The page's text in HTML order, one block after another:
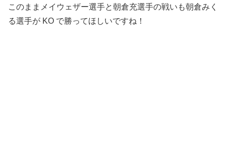
このままメイウェザー選手と朝倉充選手の戦いも朝倉みく
る選手が KO で勝ってほしいですね！